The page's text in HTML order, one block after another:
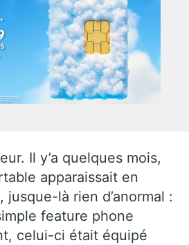
Il y’a quelques mois,
apparaissait en
là rien d’anormal :
feature phone
celui-ci était équipé